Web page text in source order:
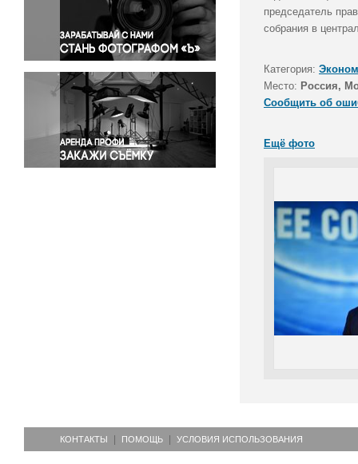
Правосудие
Происшествия и конфликты
Религия
Светская жизнь
Спорт
Экология
Экономика и бизнес
председатель
собрания в
Категория:
Место: Россия,
Сообщить об
Ещё фото
КОНТАКТЫ ПОМОЩЬ УСЛОВИЯ ИСПОЛЬЗОВАНИЯ